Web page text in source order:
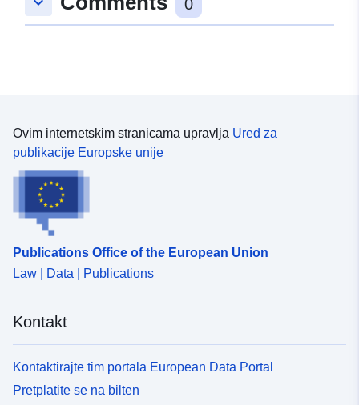
0
Ovim internetskim stranicama upravlja Ured za
publikacije Europske unije
Publications Office of the European Union
Law | Data | Publications
Kontakt
Kontaktirajte tim portala European Data Portal
Pretplatite se na bilten